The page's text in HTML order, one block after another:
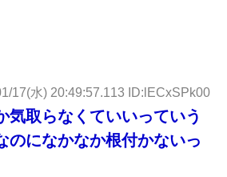
17(水) 20:49:57.113 ID:lECxSPk00
気取らなくていいっていう
のになかなか根付かないっ